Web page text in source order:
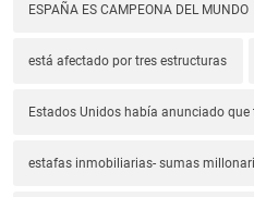
ESPAÑA ES CAMPEONA DEL MUNDO
está afectado por tres estructuras
Estados Unidos había anunciado
estafas inmobiliarias- sumas